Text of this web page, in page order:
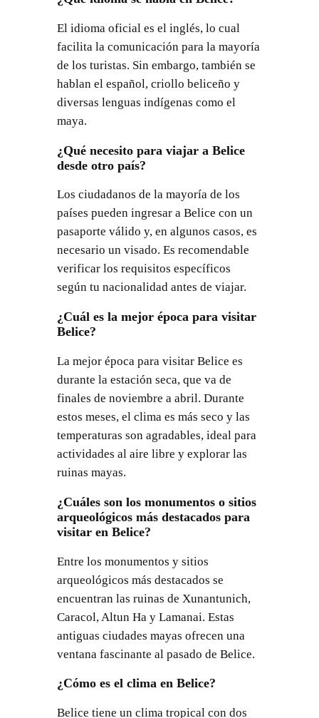
El idioma oficial es el inglés, lo cual
facilita la comunicación para la mayoría
de los turistas. Sin embargo, también se
hablan el español, criollo beliceño y
diversas lenguas indígenas como el
maya.
¿Qué necesito para viajar a Belice
desde otro país?
Los ciudadanos de la mayoría de los
países pueden ingresar a Belice con un
pasaporte válido y, en algunos casos, es
necesario un visado. Es recomendable
verificar los requisitos específicos
según tu nacionalidad antes de viajar.
¿Cuál es la mejor época para visitar
Belice?
La mejor época para visitar Belice es
durante la estación seca, que va de
finales de noviembre a abril. Durante
estos meses, el clima es más seco y las
temperaturas son agradables, ideal para
actividades al aire libre y explorar las
ruinas mayas.
¿Cuáles son los monumentos o sitios
arqueológicos más destacados para
visitar en Belice?
Entre los monumentos y sitios
arqueológicos más destacados se
encuentran las ruinas de Xunantunich,
Caracol, Altun Ha y Lamanai. Estas
antiguas ciudades mayas ofrecen una
ventana fascinante al pasado de Belice.
¿Cómo es el clima en Belice?
Belice tiene un clima tropical con dos